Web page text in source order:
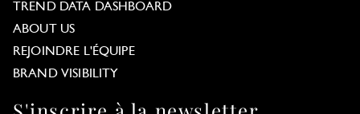
TREND DATA DASHBOARD
ABOUT US
REJOINDRE L'ÉQUIPE
BRAND VISIBILITY